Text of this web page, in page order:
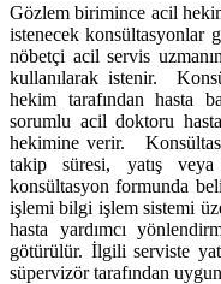
Gözlem birimince acil
istenecek konsültasyonlar
nöbetçi acil servis
kullanılarak istenir.
hekim tarafından hasta
sorumlu acil doktoru
hekimine verir.
takip süresi, yatış
konsültasyon formunda
işlemi bilgi işlem sistemi
hasta yardımcı
götürülür. İlgili serviste
süpervizör tarafından